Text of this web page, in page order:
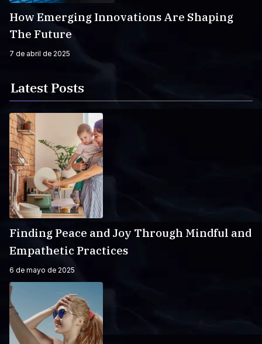
How Emerging Innovations Are Shaping
The Future
7 de abril de 2025
Latest Posts
Finding Peace and Joy Through Mindful and
Empathetic Practices
6 de mayo de 2025